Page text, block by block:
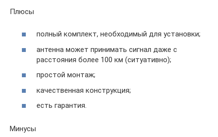
Плюсы
полный комплект, необходимый для установки;
антенна может принимать сигнал даже с
расстояния более 100 км (ситуативно);
простой монтаж;
качественная конструкция;
есть гарантия.
Минусы